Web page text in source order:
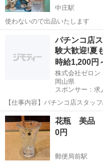
中庄駅
使わないので出品いたします
パチンコ店
験大歓迎!夏
時給1,200円
株式会社ゼロン
岡山県
スポンサー：求
【仕事内容】パチンコ店スタッ
も冬も快適な店舗内勤務 職場見
円 <勤務地> 岡山県 岡山市南区
新しい働き方...
アルバイト・パート
花瓶 美品
0円
郵便局前駅